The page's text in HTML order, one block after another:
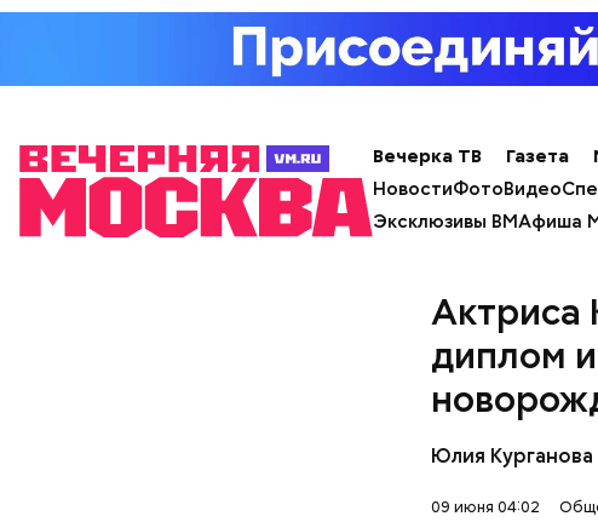
Вечерка ТВ Газета
НовостиФотоВидео
Эксклюзивы ВМАфиша
Актриса
диплом
Юлия Курганова
09 июня 04:02